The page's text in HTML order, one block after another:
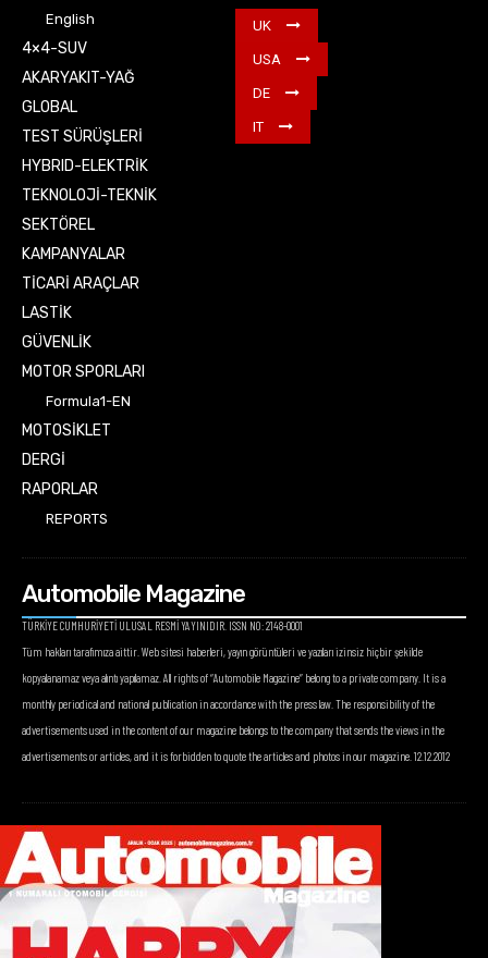
English
4×4-SUV
AKARYAKIT-YAĞ
GLOBAL
TEST SÜRÜŞLERİ
HYBRID-ELEKTRİK
TEKNOLOJİ-TEKNİK
SEKTÖREL
KAMPANYALAR
TİCARİ ARAÇLAR
LASTİK
GÜVENLİK
MOTOR SPORLARI
Formula1-EN
MOTOSİKLET
DERGİ
RAPORLAR
REPORTS
UK
USA
DE
IT
Automobile Magazine
TÜRKİYE CUMHURİYETİ ULUSAL RESMİ YAYINIDIR. ISSN NO: 2148-0001
Tüm hakları tarafımıza aittir. Web sitesi haberleri, yayın görüntüleri ve yazıları izinsiz hiçbir şekilde
kopyalanamaz veya alıntı yapılamaz. All rights of “Automobile Magazine” belong to a private company. It is a
monthly periodical and national publication in accordance with the press law. The responsibility of the
advertisements used in the content of our magazine belongs to the company that sends the views in the
advertisements or articles, and it is forbidden to quote the articles and photos in our magazine. 12.12.2012